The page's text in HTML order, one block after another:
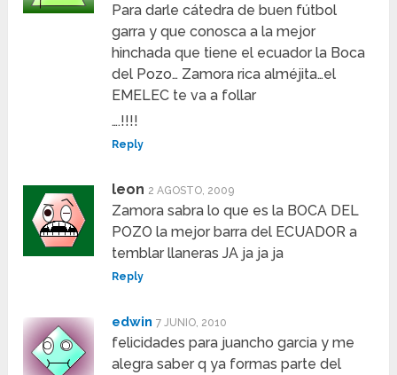
Para darle cátedra de buen fútbol
garra y que conosca a la mejor
hinchada que tiene el ecuador la Boca
del Pozo… Zamora rica alméjita…el
EMELEC te va a follar
….!!!!
Reply
leon 2 AGOSTO, 2009
Zamora sabra lo que es la BOCA DEL
POZO la mejor barra del ECUADOR a
temblar llaneras JA ja ja ja
Reply
edwin 7 JUNIO, 2010
felicidades para juancho garcia y me
alegra saber q ya formas parte del